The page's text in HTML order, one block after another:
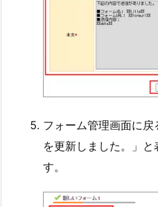
フォーム管理画面に
を更新しました。」
す。